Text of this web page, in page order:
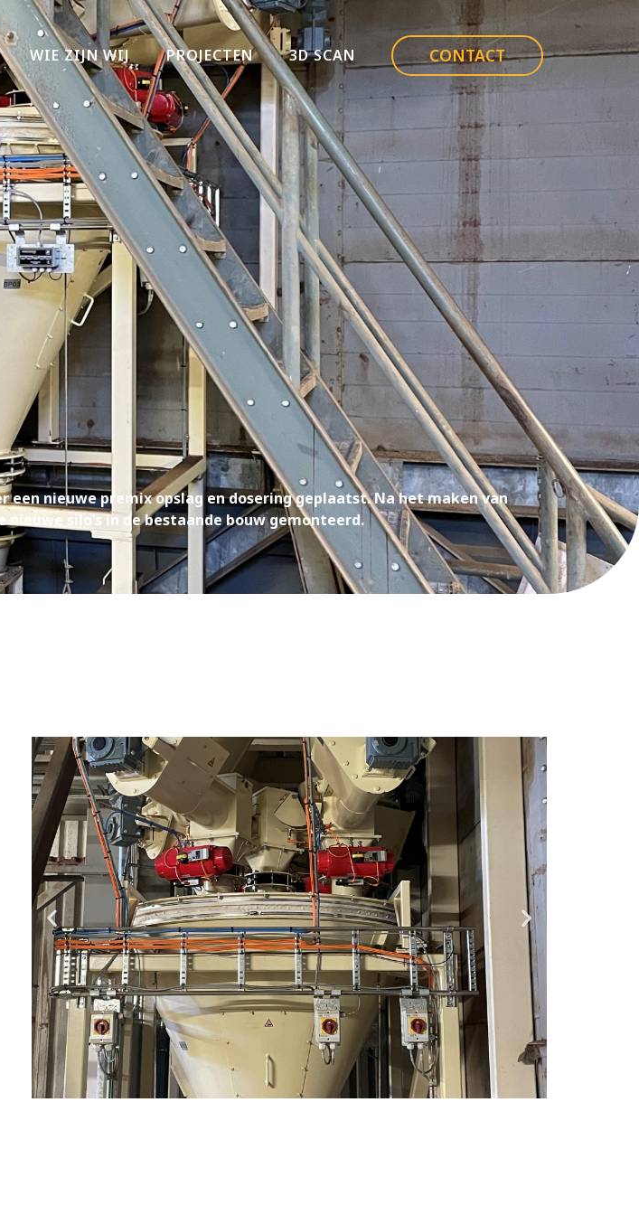
WIE ZIJN WIJ PROJECTEN 3D SCAN CONTACT
nieuwe premix opslag en dosering geplaatst. Na het maken van
silo’s in de bestaande bouw gemonteerd.